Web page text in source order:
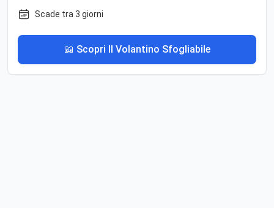
Scade tra 3 giorni
📖 Scopri Il Volantino Sfogliabile